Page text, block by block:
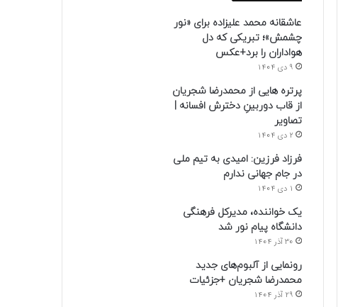
عاشقانه محمد علیزاده برای «نور
چشمش»؛ تبریکی که دل
هواداران را برد+عکس
9 دی 1404
پرتره هایی از محمدرضا شجریان
از قاب دوربینِ دخترش افسانه |
تصاویر
2 دی 1404
فرزاد فرزین: امیدی به تیم ملی
در جام جهانی ندارم
1 دی 1404
یک خواننده، مدیرکل فرهنگی
دانشگاه پیام نور شد
30 آذر 1404
رونمایی از آلبوم‌های جدید
محمدرضا شجریان +جزئیات
29 آذر 1404